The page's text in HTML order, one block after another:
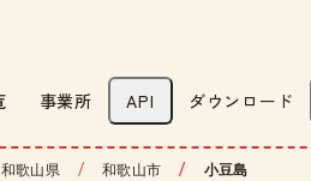
事業所 API ダウンロード
和歌山県 和歌山市 小豆島